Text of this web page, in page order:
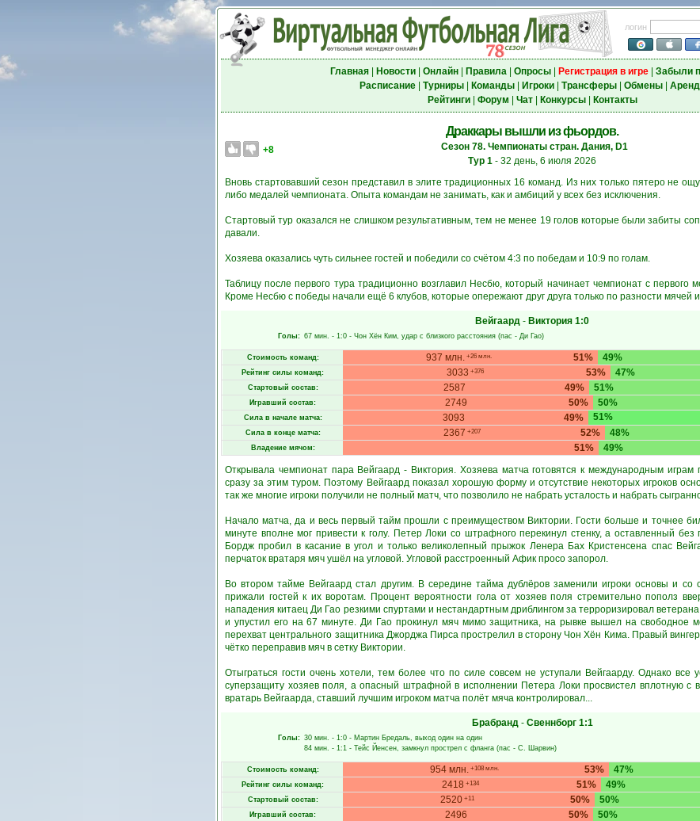
логин
Главная| Новости| Онлайн| Правила| Опросы| Регистрация в игре| Забыли
Расписание| Турниры| Команды| Игроки| Трансферы| Обмены|
Рейтинги| Форум Чат| Конкурсы| Контакты
Драккары вышли из фьордов.
+8
Сезон 78. Чемпионаты стран. Дания, D1
Тур 1 - 32 день, 6 июля 2026
Вновь стартовавший сезон представил в элите традиционных 16 команд. Из них только пятеро не
либо медалей чемпионата. Опыта командам не занимать, как и амбиций у всех без исключения.
Стартовый тур оказался не слишком результативным, тем не менее 19 голов которые были забиты
давали.
Хозяева оказались чуть сильнее гостей и победили со счётом 4:3 по победам и 10:9 по голам.
Таблицу после первого тура традиционно возглавил Несбю, который начинает чемпионат с первого
Кроме Несбю с победы начали ещё 6 клубов, которые опережают друг друга только по разности мячей
Вейгаард - Виктория 1:0
Голы: 67 мин. - 1:0 - Чон Хён Ким, удар с близкого расстояния (пас - Ди Гао)
Стоимость команд: 51%
937 млн. +26 млн. 49%
Рейтинг силы команд: 53%
3033 +376 47%
Стартовый состав: 49%
2587 51%
Игравший состав: 50%
2749 50%
Сила в начале матча: 49%
3093 51%
Сила в конце матча: 52%
2367 +207 48%
Владение мячом: 51%
49%
Открывала чемпионат пара Вейгаард - Виктория. Хозяева матча готовятся к международным играм
сразу за этим туром. Поэтому Вейгаард показал хорошую форму и отсутствие некоторых игроков
так же многие игроки получили не полный матч, что позволило не набрать усталость и набрать
Начало матча, да и весь первый тайм прошли с преимуществом Виктории. Гости больше и точнее
минуте вполне мог привести к голу. Петер Локи со штрафного перекинул стенку, а оставленный
Бордж пробил в касание в угол и только великолепный прыжок Ленера Бах Кристенсена спас
перчаток вратаря мяч ушёл на угловой. Угловой расстроенный Афик просо запорол.
Во втором тайме Вейгаард стал другим. В середине тайма дублёров заменили игроки основы и со
прижали гостей к их воротам. Процент вероятности гола от хозяев поля стремительно пополз
нападения китаец Ди Гао резкими спуртами и нестандартным дриблингом за терроризировал
и упустил его на 67 минуте. Ди Гао прокинул мяч мимо защитника, на рывке вышел на свободное
перехват центрального защитника Джорджа Пирса прострелил в сторону Чон Хён Кима. Правый
чётко переправив мяч в сетку Виктории.
Отыграться гости очень хотели, тем более что по силе совсем не уступали Вейгаарду. Однако все
суперзащиту хозяев поля, а опасный штрафной в исполнении Петера Локи просвистел вплотную с
вратарь Вейгаарда, ставший лучшим игроком матча полёт мяча контролировал...
Брабранд- Свеннборг 1:1
Голы: 30 мин. - 1:0 - Мартин Бредаль, выход один на один
84 мин. - 1:1 - Тейс Йенсен, замкнул прострел с фланга (пас - С. Шарвин)
Стоимость команд: 53%
954 млн. +108 млн. 47%
Рейтинг силы команд: 51%
2418 +134 49%
Стартовый состав: 50%
2520+11 50%
Игравший состав: 50%
2496 50%